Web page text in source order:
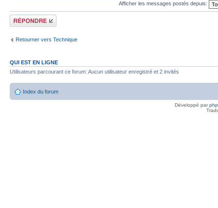
Afficher les messages postés depuis:
Répondre
Retourner vers Technique
QUI EST EN LIGNE
Utilisateurs parcourant ce forum: Aucun utilisateur enregistré et 2 invités
Index du forum
Développé par